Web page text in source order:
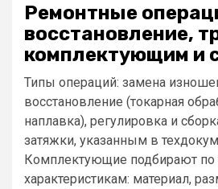
Ремонтные
восстановление,
комплектующим и
Типы операций: замена
восстановление (токарная
наплавка), регулировка и
затяжки, указанным в
Комплектующие подбирают по
характеристикам: материал,